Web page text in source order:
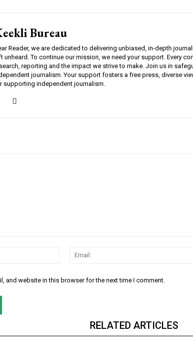
Bureau
Reader, we are dedicated to delivering unbiased, in-depth
unheard. To continue our mission, we need your support. Every
reporting and the impact we strive to make. Join us in
journalism. Your support fosters a free press, diverse
supporting independent journalism.
Name:
and website in this browser for the next time I comment.
RELATED ARTICLES